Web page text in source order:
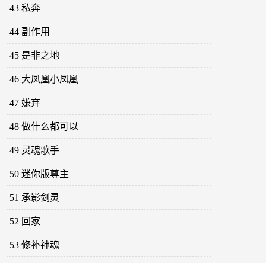
43 私奔
44 副作用
45 是非之地
46 大凤凰小凤凰
47 嫌弃
48 做什么都可以
49 灵魂歌手
50 迷你版尊主
51 承影剑灵
52 回家
53 修补神魂